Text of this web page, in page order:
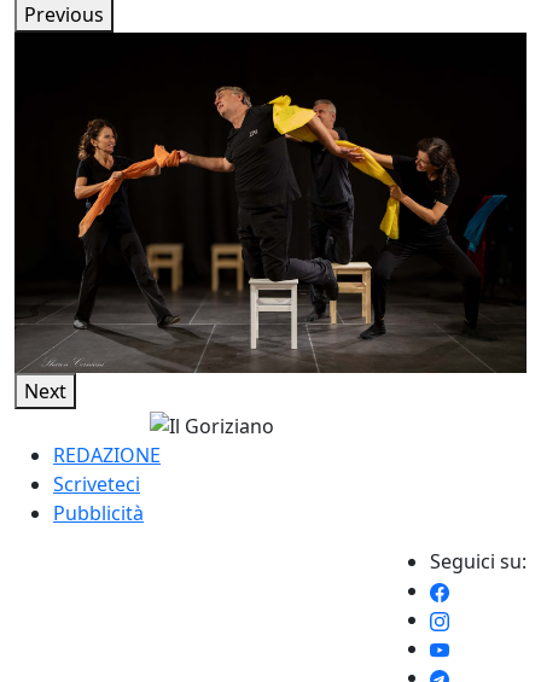
Previous
Next
REDAZIONE
Scriveteci
Pubblicità
Seguici su: